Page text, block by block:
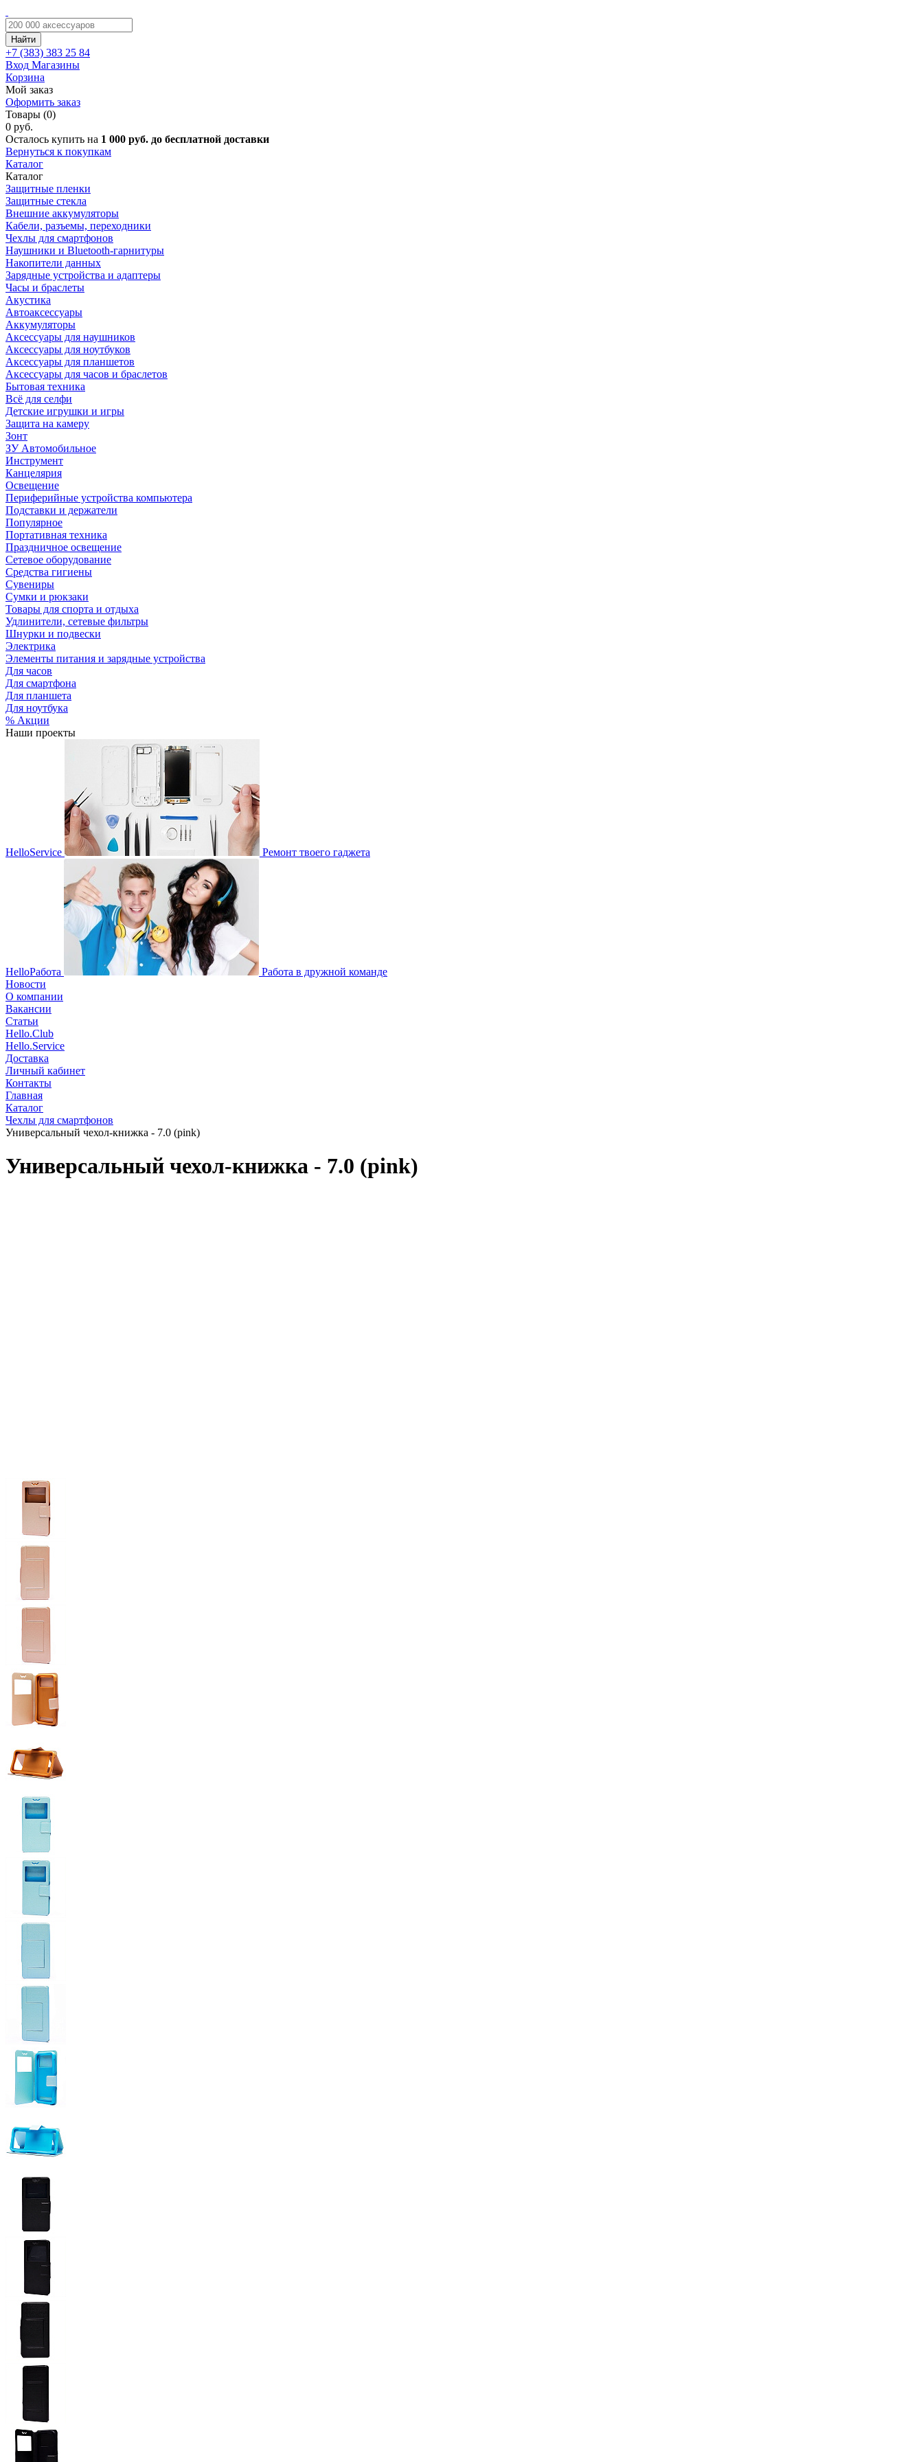
Найти
+7 (383) 383 25 84
Вход Магазины
Корзина
Мой заказ
Оформить заказ
Товары (0)
0 руб.
Осталось купить на 1 000 руб. до бесплатной доставки
Вернуться к покупкам
Каталог
Каталог
Защитные пленки
Защитные стекла
Внешние аккумуляторы
Кабели, разъемы, переходники
Чехлы для смартфонов
Наушники и Bluetooth-гарнитуры
Накопители данных
Зарядные устройства и адаптеры
Часы и браслеты
Акустика
Автоаксессуары
Аккумуляторы
Аксессуары для наушников
Аксессуары для ноутбуков
Аксессуары для планшетов
Аксессуары для часов и браслетов
Бытовая техника
Всё для селфи
Детские игрушки и игры
Защита на камеру
Зонт
ЗУ Автомобильное
Инструмент
Канцелярия
Освещение
Периферийные устройства компьютера
Подставки и держатели
Популярное
Портативная техника
Праздничное освещение
Сетевое оборудование
Средства гигиены
Сувениры
Сумки и рюкзаки
Товары для спорта и отдыха
Удлинители, сетевые фильтры
Шнурки и подвески
Электрика
Элементы питания и зарядные устройства
Для часов
Для смартфона
Для планшета
Для ноутбука
% Акции
Наши проекты
HelloService Ремонт твоего гаджета
HelloРабота
Работа в дружной команде
Новости
О компании
Вакансии
Статьи
Hello.Club
Hello.Service
Доставка
Личный кабинет
Контакты
Главная
Каталог
Чехлы для смартфонов
Универсальный чехол-книжка - 7.0 (pink)
Универсальный чехол-книжка - 7.0 (pink)